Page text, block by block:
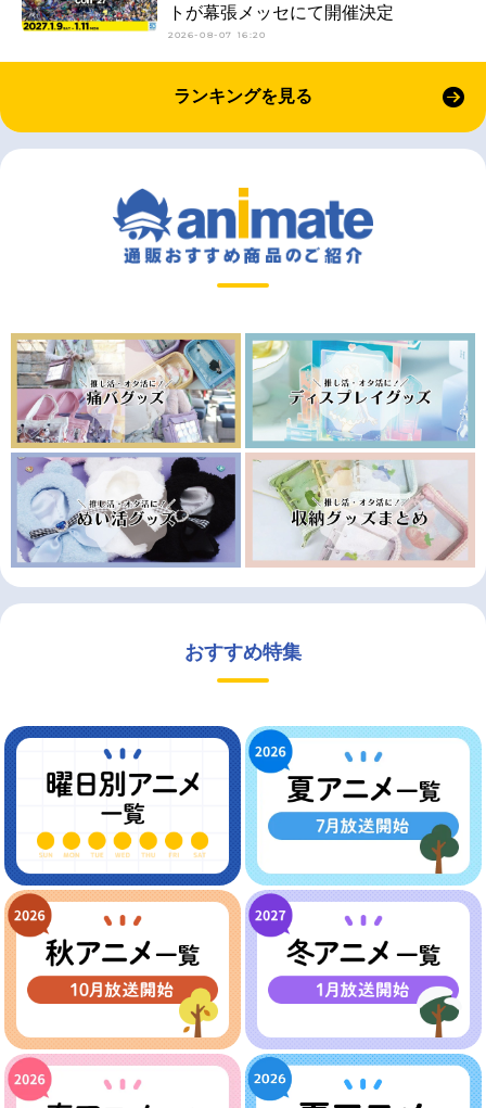
トが幕張メッセにて開催決定
2026-08-07 16:20
ランキングを見る
おすすめ特集